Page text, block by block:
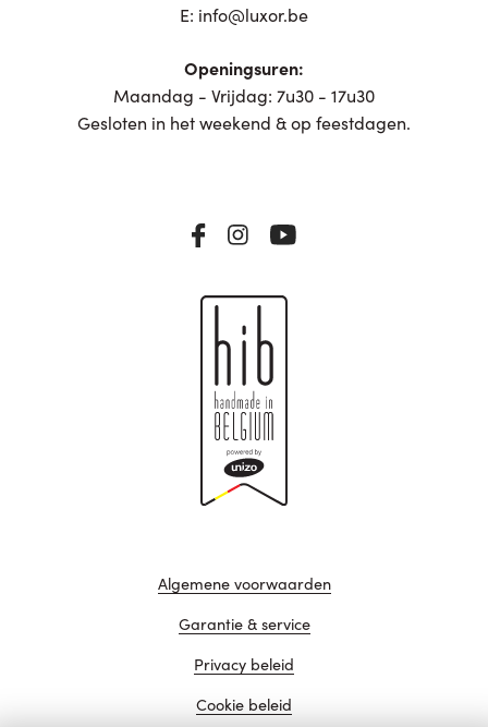
E: info@luxor.be
Openingsuren:
Maandag - Vrijdag: 7u30 - 17u30
Gesloten in het weekend & op feestdagen.
Algemene voorwaarden
Garantie & service
Privacy beleid
Cookie beleid